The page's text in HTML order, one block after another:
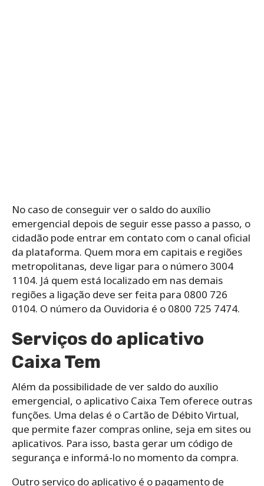
No caso de conseguir ver o saldo do auxílio
emergencial depois de seguir esse passo a passo, o
cidadão pode entrar em contato com o canal oficial
da plataforma. Quem mora em capitais e regiões
metropolitanas, deve ligar para o número 3004
1104. Já quem está localizado em nas demais
regiões a ligação deve ser feita para 0800 726
0104. O número da Ouvidoria é o 0800 725 7474.
Serviços do aplicativo
Caixa Tem
Além da possibilidade de ver saldo do auxílio
emergencial, o aplicativo Caixa Tem oferece outras
funções. Uma delas é o Cartão de Débito Virtual,
que permite fazer compras online, seja em sites ou
aplicativos. Para isso, basta gerar um código de
segurança e informá-lo no momento da compra.
Outro serviço do aplicativo é o pagamento de